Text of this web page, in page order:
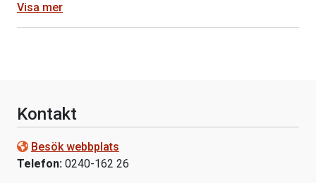
Visa mer
Kontakt
Besök webbplats
Telefon: 0240-162 26